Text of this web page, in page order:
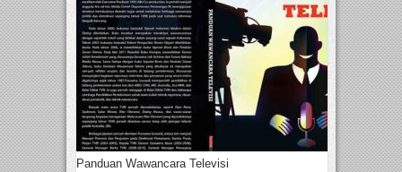
Panduan Wawancara Televisi